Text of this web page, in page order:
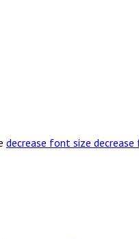
decrease font size